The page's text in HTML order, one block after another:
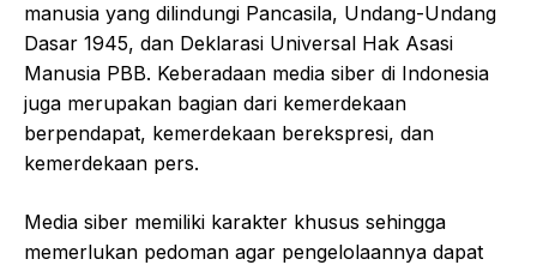
manusia yang dilindungi Pancasila, Undang-Undang
Dasar 1945, dan Deklarasi Universal Hak Asasi
Manusia PBB. Keberadaan media siber di Indonesia
juga merupakan bagian dari kemerdekaan
berpendapat, kemerdekaan berekspresi, dan
kemerdekaan pers.
Media siber memiliki karakter khusus sehingga
memerlukan pedoman agar pengelolaannya dapat